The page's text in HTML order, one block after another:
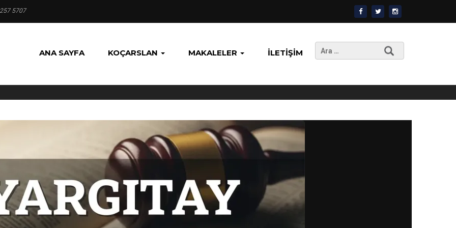
5707
ANA SAYFA KOÇARSLAN MAKALELER İLETIŞIM
Arama: